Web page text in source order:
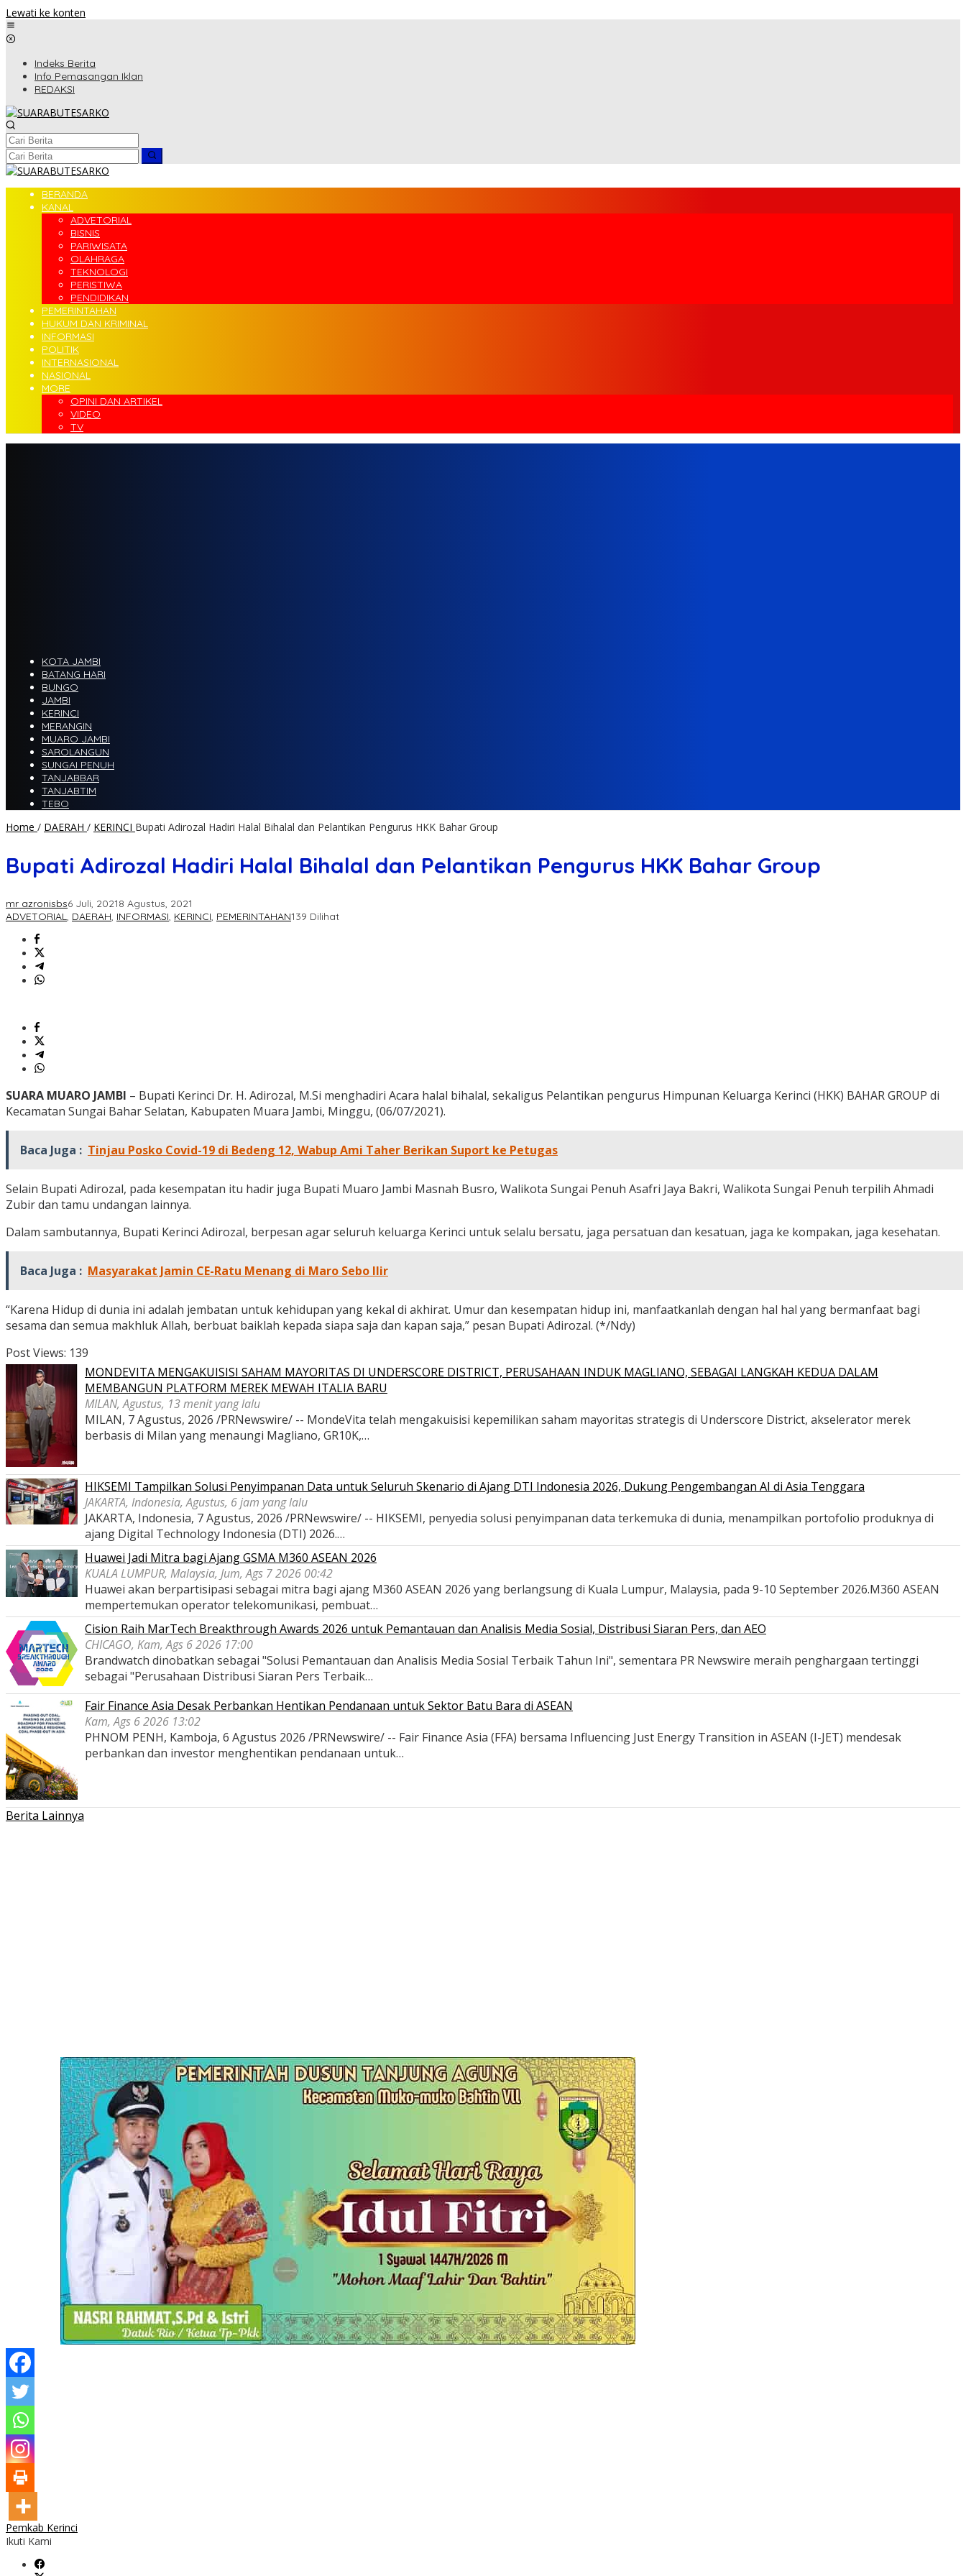
Lewati ke konten
Indeks Berita
Info Pemasangan Iklan
REDAKSI
BERANDA
KANAL
ADVETORIAL
BISNIS
PARIWISATA
OLAHRAGA
TEKNOLOGI
PERISTIWA
PENDIDIKAN
PEMERINTAHAN
HUKUM DAN KRIMINAL
INFORMASI
POLITIK
INTERNASIONAL
NASIONAL
MORE
OPINI DAN ARTIKEL
VIDEO
TV
KOTA JAMBI
BATANG HARI
BUNGO
JAMBI
KERINCI
MERANGIN
MUARO JAMBI
SAROLANGUN
SUNGAI PENUH
TANJABBAR
TANJABTIM
TEBO
Home / DAERAH / KERINCI Bupati Adirozal Hadiri Halal Bihalal dan Pelantikan Pengurus HKK Bahar Group
Bupati Adirozal Hadiri Halal Bihalal dan Pelantikan Pengurus HKK Bahar Group
mr azronisbs6 Juli, 20218 Agustus, 2021
ADVETORIAL, DAERAH, INFORMASI, KERINCI, PEMERINTAHAN139 Dilihat
SUARA MUARO JAMBI – Bupati Kerinci Dr. H. Adirozal, M.Si menghadiri Acara halal bihalal, sekaligus Pelantikan pengurus Himpunan Keluarga Kerinci (HKK) BAHAR GROUP di
Kecamatan Sungai Bahar Selatan, Kabupaten Muara Jambi, Minggu, (06/07/2021).
Baca Juga : Tinjau Posko Covid-19 di Bedeng 12, Wabup Ami Taher Berikan Suport ke Petugas
Selain Bupati Adirozal, pada kesempatan itu hadir juga Bupati Muaro Jambi Masnah Busro, Walikota Sungai Penuh Asafri Jaya Bakri, Walikota Sungai Penuh terpilih Ahmadi
Zubir dan tamu undangan lainnya.
Dalam sambutannya, Bupati Kerinci Adirozal, berpesan agar seluruh keluarga Kerinci untuk selalu bersatu, jaga persatuan dan kesatuan, jaga ke kompakan, jaga kesehatan.
Baca Juga : Masyarakat Jamin CE-Ratu Menang di Maro Sebo Ilir
“Karena Hidup di dunia ini adalah jembatan untuk kehidupan yang kekal di akhirat. Umur dan kesempatan hidup ini, manfaatkanlah dengan hal hal yang bermanfaat bagi
sesama dan semua makhluk Allah, berbuat baiklah kepada siapa saja dan kapan saja,” pesan Bupati Adirozal. (*/Ndy)
Post Views: 139
MONDEVITA MENGAKUISISI SAHAM MAYORITAS DI UNDERSCORE DISTRICT, PERUSAHAAN INDUK MAGLIANO, SEBAGAI LANGKAH KEDUA DALAM
MEMBANGUN PLATFORM MEREK MEWAH ITALIA BARU
MILAN, Agustus, 13 menit yang lalu
MILAN, 7 Agustus, 2026 /PRNewswire/ -- MondeVita telah mengakuisisi kepemilikan saham mayoritas strategis di Underscore District, akselerator merek
berbasis di Milan yang menaungi Magliano, GR10K,…
HIKSEMI Tampilkan Solusi Penyimpanan Data untuk Seluruh Skenario di Ajang DTI Indonesia 2026, Dukung Pengembangan AI di Asia Tenggara
JAKARTA, Indonesia, Agustus, 6 jam yang lalu
JAKARTA, Indonesia, 7 Agustus, 2026 /PRNewswire/ -- HIKSEMI, penyedia solusi penyimpanan data terkemuka di dunia, menampilkan portofolio produknya di
ajang Digital Technology Indonesia (DTI) 2026.…
Huawei Jadi Mitra bagi Ajang GSMA M360 ASEAN 2026
KUALA LUMPUR, Malaysia, Jum, Ags 7 2026 00:42
Huawei akan berpartisipasi sebagai mitra bagi ajang M360 ASEAN 2026 yang berlangsung di Kuala Lumpur, Malaysia, pada 9-10 September 2026.M360 ASEAN
mempertemukan operator telekomunikasi, pembuat…
Cision Raih MarTech Breakthrough Awards 2026 untuk Pemantauan dan Analisis Media Sosial, Distribusi Siaran Pers, dan AEO
CHICAGO, Kam, Ags 6 2026 17:00
Brandwatch dinobatkan sebagai "Solusi Pemantauan dan Analisis Media Sosial Terbaik Tahun Ini", sementara PR Newswire meraih penghargaan tertinggi
sebagai "Perusahaan Distribusi Siaran Pers Terbaik…
Fair Finance Asia Desak Perbankan Hentikan Pendanaan untuk Sektor Batu Bara di ASEAN
Kam, Ags 6 2026 13:02
PHNOM PENH, Kamboja, 6 Agustus 2026 /PRNewswire/ -- Fair Finance Asia (FFA) bersama Influencing Just Energy Transition in ASEAN (I-JET) mendesak
perbankan dan investor menghentikan pendanaan untuk…
Berita Lainnya
Pemkab Kerinci
Ikuti Kami